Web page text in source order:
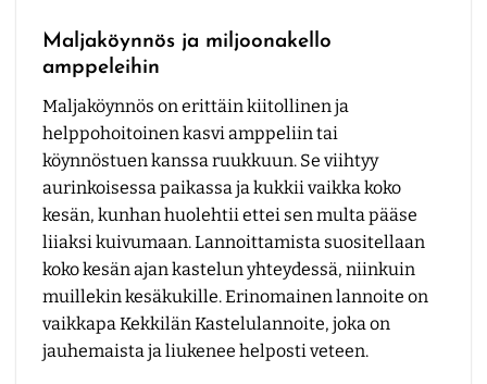
Maljaköynnös ja miljoonakello
amppeleihin
Maljaköynnös on erittäin kiitollinen ja
helppohoitoinen kasvi amppeliin tai
köynnöstuen kanssa ruukkuun. Se viihtyy
aurinkoisessa paikassa ja kukkii vaikka koko
kesän, kunhan huolehtii ettei sen multa pääse
liiaksi kuivumaan. Lannoittamista suositellaan
koko kesän ajan kastelun yhteydessä, niinkuin
muillekin kesäkukille. Erinomainen lannoite on
vaikkapa Kekkilän Kastelulannoite, joka on
jauhemaista ja liukenee helposti veteen.